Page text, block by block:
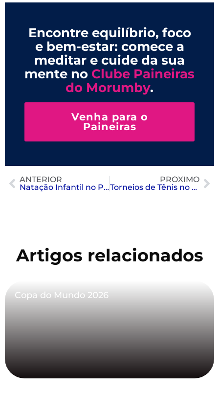
Encontre equilíbrio, foco
e bem-estar: comece a
meditar e cuide da sua
mente no Clube Paineiras
do Morumby.
Venha para o
Paineiras
ANTERIOR
Natação Infantil no Paineiras: 12 Benefícios para o Desenvolvimento do Seu Filho
PRÓXIMO
Torneios de Tênis no Mundo: Ranking, Superfícies e Lendas
Artigos relacionados
Copa do Mundo 2026